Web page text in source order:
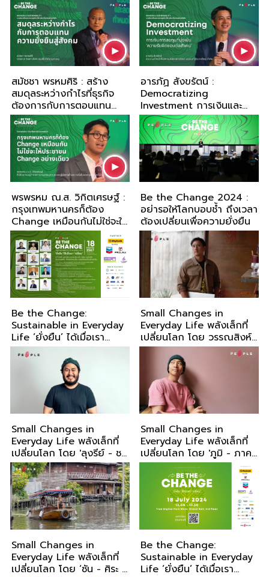
สมัชชา พรหมศิริ : สร้าง
สมดุลระหว่างกำไรที่ธุรกิจ
ต้องการกับการตอบแทน
ความยั่งยืนสู่สังคม
อารภัฏ สังขรัตน์ :
Democratizing
Investment การเงินและ
การลงทุนกับความรับผิดชอบ
ต่อสังคม
พรพรหม ณ.ส. วิกิตเศรษฐ์ :
กรุงเทพมหานครก็ต้อง
Change เหมือนกันไม่ใช่จะให้
ประชาชน Change อย่าง
เดียว
Be the Change 2024 :
อย่ารอให้โลกบอบช้ำ ถึงเวลา
ต้องเปลี่ยนเพื่อความยั่งยืน
Be the Change:
Sustainable in Everyday
Life ‘ยั่งยืน’ ได้เมื่อเรา
‘เปลี่ยน’
Small Changes in
Everyday Life พลังเล็กที่
เปลี่ยนโลก โดย วรรณสิงห์
ประเสริฐกุล
Small Changes in
Everyday Life พลังเล็กที่
เปลี่ยนโลก โดย 'ลุงรีย์ - ชา
รีย์ บุญญวินิจ'
Small Changes in
Everyday Life พลังเล็กที่
เปลี่ยนโลก โดย 'ภูมิ - ภาค
ภูมิ โกเมศโสภา'
Small Changes in
Everyday Life พลังเล็กที่
เปลี่ยนโลก โดย ‘ซัน - ศิระ ลี
Be the Change:
Sustainable in Everyday
Life ‘ยั่งยืน’ ได้เมื่อเรา